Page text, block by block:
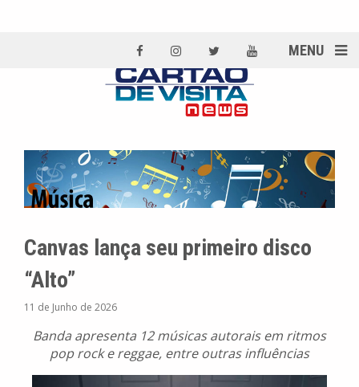
MENU
Canvas lança seu primeiro disco
“Alto”
11 de Junho de 2026
Banda apresenta 12 músicas autorais em ritmos
pop rock e reggae, entre outras influências